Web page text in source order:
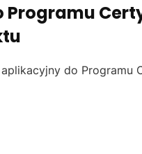
do Programu